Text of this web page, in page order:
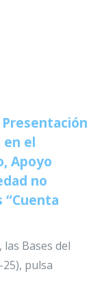
el
Apoyo
no
“Cuenta
Bases del
pulsa